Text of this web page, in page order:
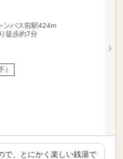
ンパス前駅424m
徒歩約7分
）
で、とにかく楽しい銭湯で